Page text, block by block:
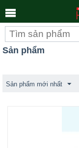
Sản phẩm
Sản phẩm mới nhất